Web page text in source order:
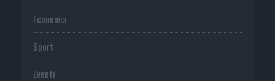
Economia
Sport
Eventi